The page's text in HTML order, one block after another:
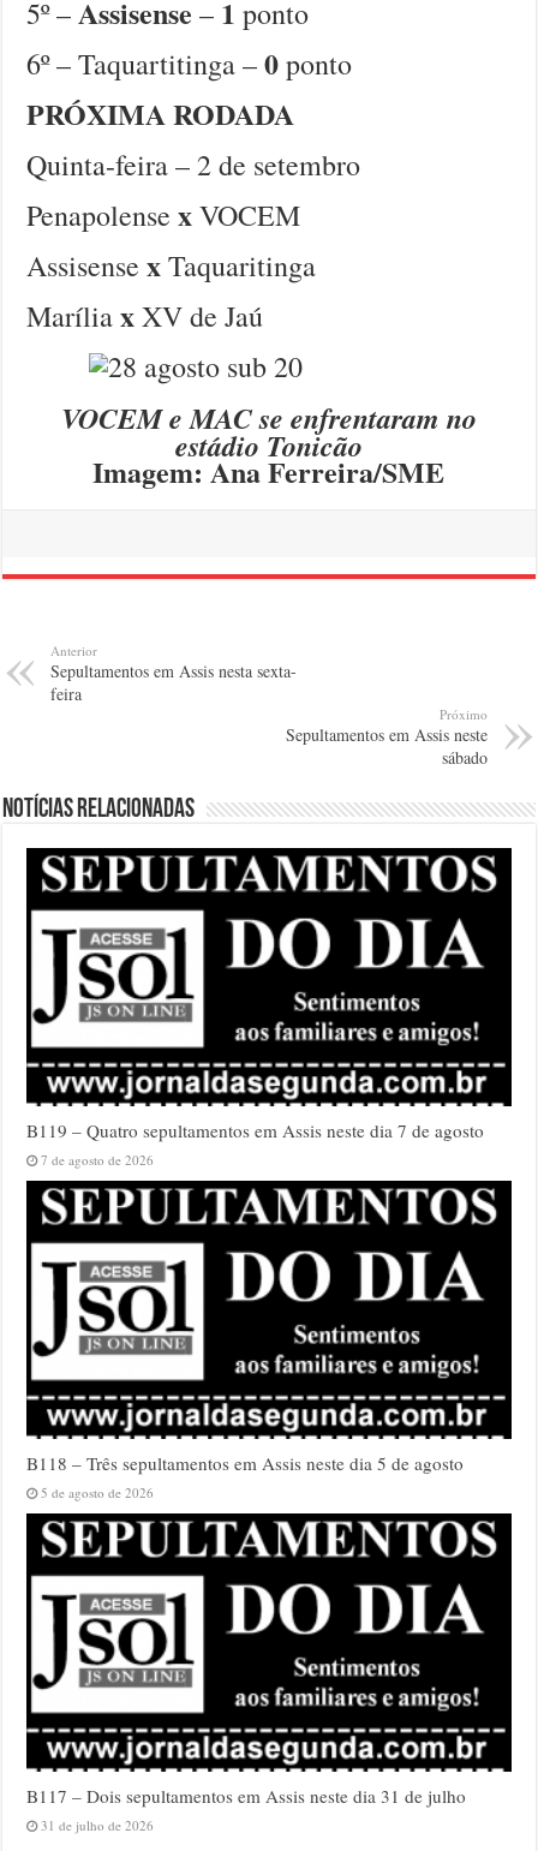
5º –Assisense – 1 ponto
6º – Taquartitinga –0ponto
PRÓXIMA RODADA
Quinta-feira – 2 de setembro
PenapolensexVOCEM
Assisense xTaquaritinga
MaríliaxXV de Jaú
VOCEM e MAC se enfrentaram no
estádio Tonicão
Imagem: Ana Ferreira/SME
Anterior
Sepultamentos em Assis nesta sexta-
feira
Próximo
Sepultamentos em Assis neste
sábado
Notícias relacionadas
B119 – Quatro sepultamentos em Assis neste dia 7 de agosto
7 de agosto de 2026
B118 – Três sepultamentos em Assis neste dia 5 de agosto
5 de agosto de 2026
B117 – Dois sepultamentos em Assis neste dia 31 de julho
31 de julho de 2026